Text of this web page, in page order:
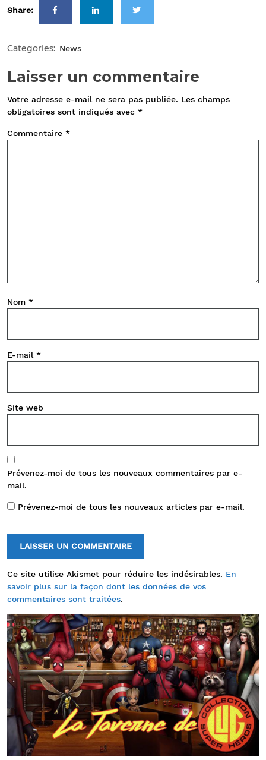
Share:
Categories: News
Laisser un commentaire
Votre adresse e-mail ne sera pas publiée. Les champs
obligatoires sont indiqués avec *
Commentaire *
Nom *
E-mail *
Site web
Prévenez-moi de tous les nouveaux commentaires par e-
mail.
Prévenez-moi de tous les nouveaux articles par e-mail.
Ce site utilise Akismet pour réduire les indésirables. En
savoir plus sur la façon dont les données de vos
commentaires sont traitées.